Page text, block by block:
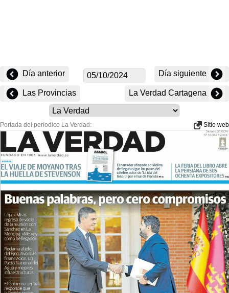
Día anterior Día siguiente
Las Provincias La Verdad Cartagena
Portada del periodico La Verdad: Sitio web